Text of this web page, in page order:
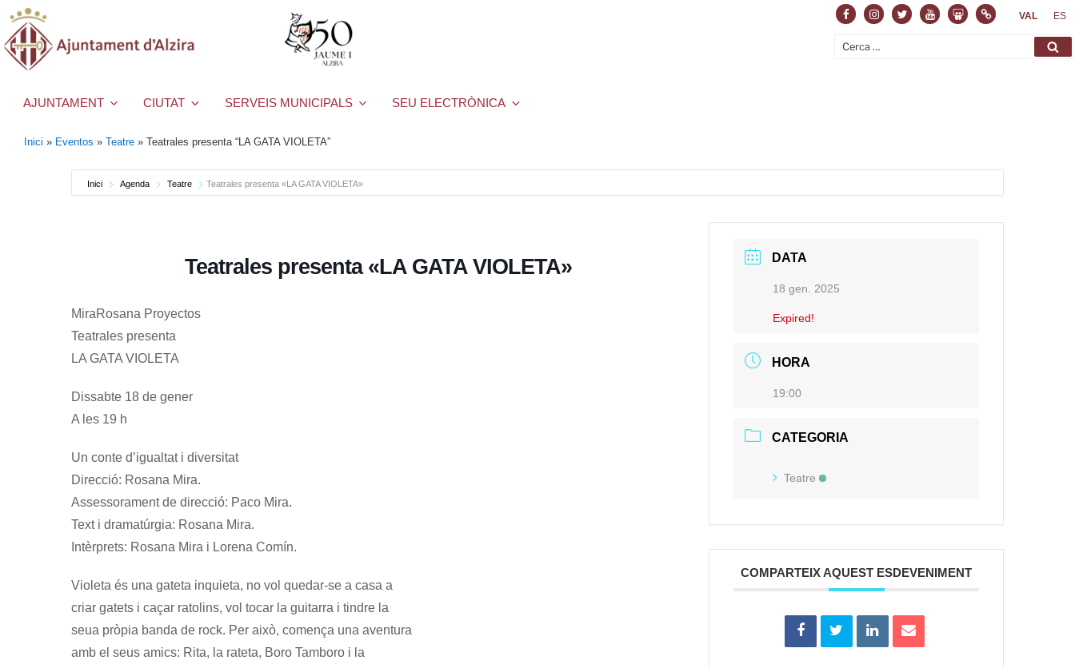
FacebookInstagram
TwitterYoutubeSlideshare
NormasVAL ES
Cerca:
AJUNTAMENT CIUTAT SERVEIS MUNICIPALS SEU ELECTRÒNICA
Inici » Eventos » Teatre » Teatrales presenta “LA GATA VIOLETA”
Inici Agenda Teatre Teatrales presenta «LA GATA VIOLETA»
Teatrales presenta «LA GATA VIOLETA»
MiraRosana Proyectos
Teatrales presenta
LA GATA VIOLETA
Dissabte 18 de gener
A les 19 h
Un conte d’igualtat i diversitat
Direcció: Rosana Mira.
Assessorament de direcció: Paco Mira.
Text i dramatúrgia: Rosana Mira.
Intèrprets: Rosana Mira i Lorena Comín.
Violeta és una gateta inquieta, no vol quedar-se a casa a
criar gatets i caçar ratolins, vol tocar la guitarra i tindre la
seua pròpia banda de rock. Per això, comença una aventura
amb el seus amics: Rita, la rateta, Boro Tamboro i la
DATA
18 gen. 2025
Expired!
HORA
19:00
CATEGORIA
Teatre
COMPARTEIX AQUEST ESDEVENIMENT